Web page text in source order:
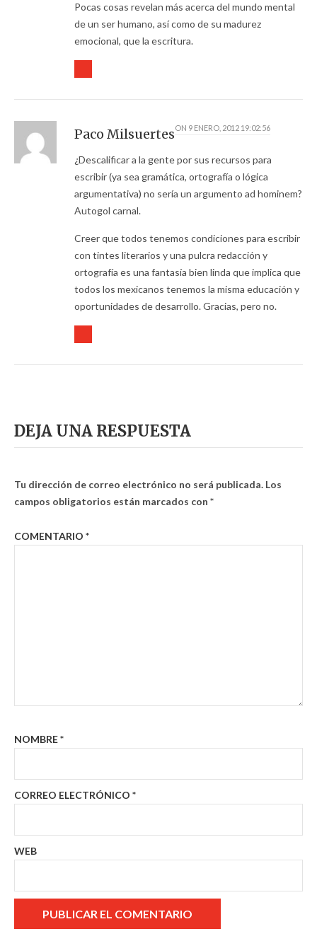
Pocas cosas revelan más acerca del mundo mental
de un ser humano, así como de su madurez
emocional, que la escritura.
Paco MilsuertesON 9 ENERO, 2012 19:02:56
¿Descalificar a la gente por sus recursos para
escribir (ya sea gramática, ortografía o lógica
argumentativa) no sería un argumento ad hominem?
Autogol carnal.
Creer que todos tenemos condiciones para escribir
con tintes literarios y una pulcra redacción y
ortografía es una fantasía bien linda que implica que
todos los mexicanos tenemos la misma educación y
oportunidades de desarrollo. Gracias, pero no.
DEJA UNA RESPUESTA
Tu dirección de correo electrónico no será publicada. Los
campos obligatorios están marcados con *
COMENTARIO *
NOMBRE*
CORREO ELECTRÓNICO *
WEB